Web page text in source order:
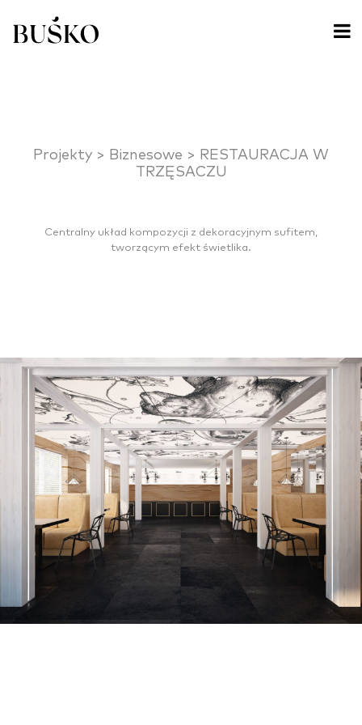
Projekty > Biznesowe > RESTAURACJA W
TRZĘSACZU
Centralny układ kompozycji z dekoracyjnym sufitem,
tworzącym efekt świetlika.